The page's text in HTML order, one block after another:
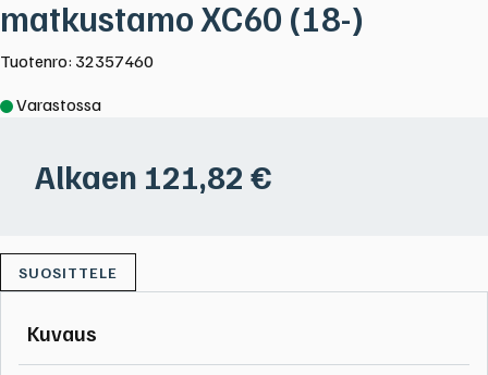
matkustamo XC60 (18-)
Tuotenro: 32357460
Varastossa
Alkaen 121,82 €
SUOSITTELE
Kuvaus